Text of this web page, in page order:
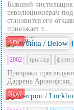
Бывший чистильщик
революционерам под
становится его
приезжает т...
New! 6.7
2002 триллер
Призраки
Даррена
New!